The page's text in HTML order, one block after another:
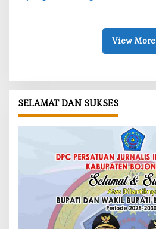
View More
SELAMAT DAN SUKSES